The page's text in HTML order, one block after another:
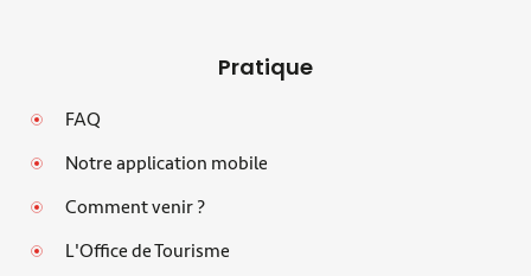
Pratique
FAQ
Notre application mobile
Comment venir ?
L'Office de Tourisme